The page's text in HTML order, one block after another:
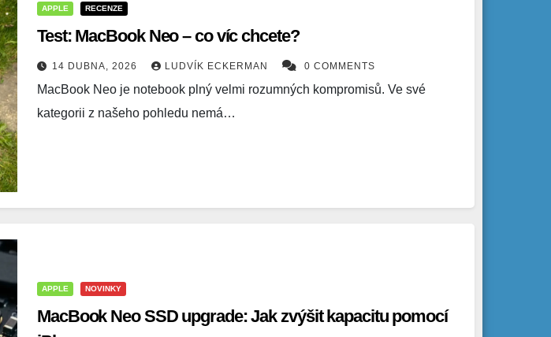
APPLE RECENZE
Test: MacBook Neo – co víc chcete?
14 DUBNA, 2026 LUDVÍK ECKERMAN 0 COMMENTS
MacBook Neo je notebook plný velmi rozumných kompromisů. Ve své
kategorii z našeho pohledu nemá…
APPLE NOVINKY
MacBook Neo SSD upgrade: Jak zvýšit kapacitu pomocí